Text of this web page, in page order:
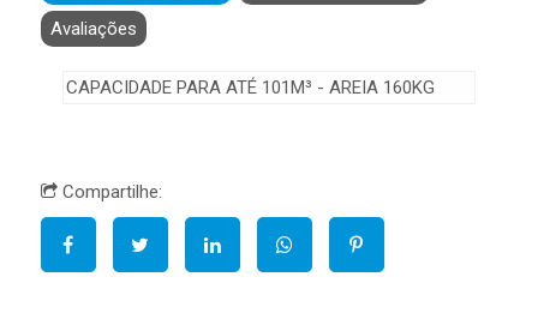
Avaliações
CAPACIDADE PARA ATÉ 101M³ - AREIA 160KG
Compartilhe: